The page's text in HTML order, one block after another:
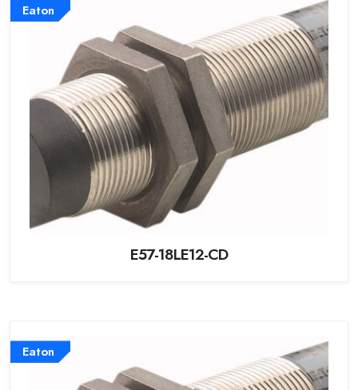
Eaton
E57-18LE12-CD
Eaton